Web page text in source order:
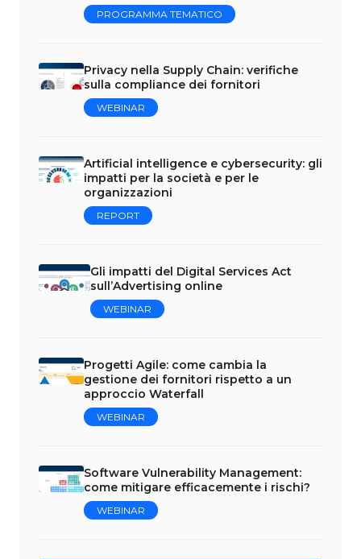
PROGRAMMA TEMATICO
Privacy nella Supply Chain: verifiche
sulla compliance dei fornitori
WEBINAR
Artificial intelligence e cybersecurity: gli
impatti per la società e per le
organizzazioni
REPORT
Gli impatti del Digital Services Act
sull’Advertising online
WEBINAR
Progetti Agile: come cambia la
gestione dei fornitori rispetto a un
approccio Waterfall
WEBINAR
Software Vulnerability Management:
come mitigare efficacemente i rischi?
WEBINAR